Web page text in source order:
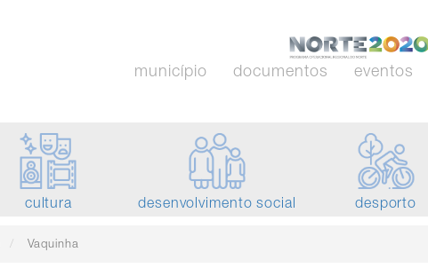
município documentos eventos
cultura desenvolvimento social desporto
Vaquinha